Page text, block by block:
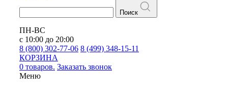
Поиск
ПН-ВС
с 10:00 до 20:00
8 (800) 302-77-06 8 (499) 348-15-11
КОРЗИНА
0 товаров. Заказать звонок
Меню